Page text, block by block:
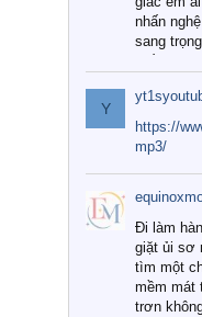
nhấn
sang
Tuy
với vô
như hiện
được
cấp thực
khí hậu
đình?
giải đáp
1. Tại
chuộng
Y
https://
mp3/
Đi làm
giặt ủi sơ
tìm một
mềm mát
trơn